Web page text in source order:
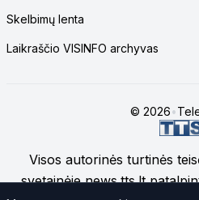
Skelbimų lenta
Laikraščio VISINFO archyvas
© 2026•
Visos autorinės turtinės
svetainėje news.tts.lt